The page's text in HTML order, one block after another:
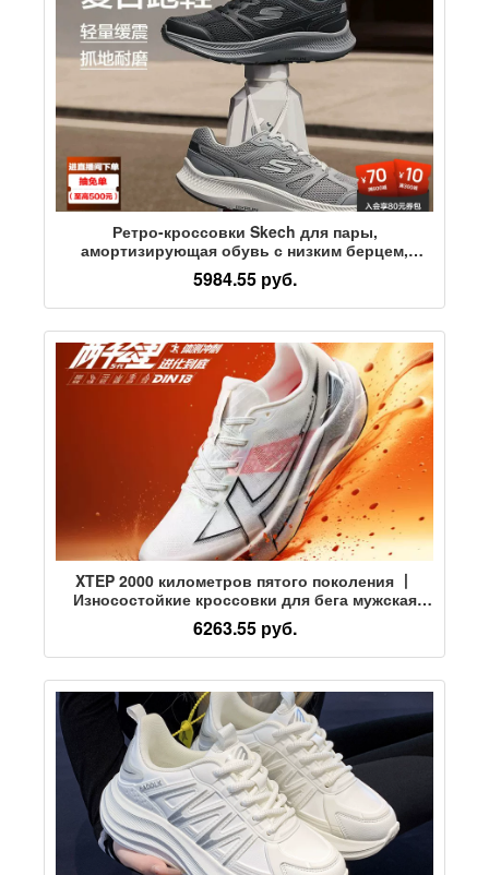
Ретро-кроссовки Skech для пары,
амортизирующая обувь с низким берцем,
дышащая амортизирующая обувь для
измерения объема тела, спортивные
кроссовки, повседневная обувь для
5984.55 руб.
XTEP 2000 километров пятого поколения 丨
Износостойкие кроссовки для бега мужская
обувь амортизирующая спортивная обувь
женские кроссовки для бега на 2000
километров 5-го поколения
6263.55 руб.